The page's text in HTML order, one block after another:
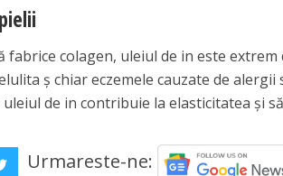
fabrice colagen, uleiul de in este
ş chiar eczemele cauzate de alergii
uleiul de in contribuie la elasticitatea şi
Urmareste-ne: